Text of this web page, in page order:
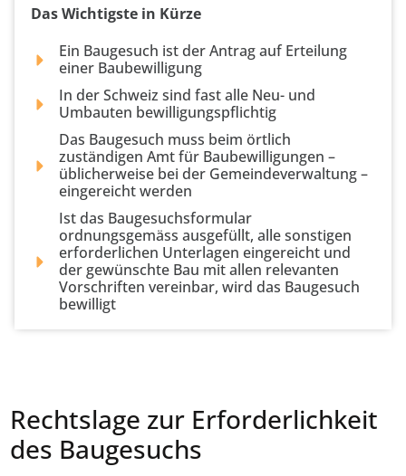
Das Wichtigste in Kürze
Ein Baugesuch ist der Antrag auf Erteilung
einer Baubewilligung
In der Schweiz sind fast alle Neu- und
Umbauten bewilligungspflichtig
Das Baugesuch muss beim örtlich
zuständigen Amt für Baubewilligungen –
üblicherweise bei der Gemeindeverwaltung –
eingereicht werden
Ist das Baugesuchsformular
ordnungsgemäss ausgefüllt, alle sonstigen
erforderlichen Unterlagen eingereicht und
der gewünschte Bau mit allen relevanten
Vorschriften vereinbar, wird das Baugesuch
bewilligt
Rechtslage zur Erforderlichkeit
des Baugesuchs